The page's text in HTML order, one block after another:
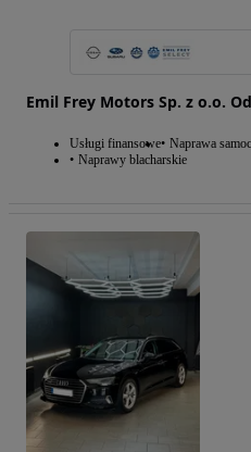
Emil Frey Motors Sp. z o.o.
Usługi finansowe Naprawa
Naprawy blacharskie